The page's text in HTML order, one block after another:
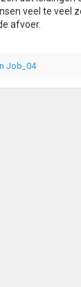
veel te veel
afvoer.
Job_04